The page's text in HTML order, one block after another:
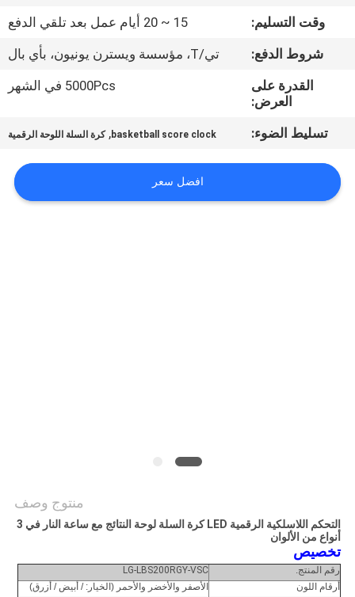
اتصل
اقتباس
وقت التسليم:
15 ~ 20 أيام عمل بعد تلقي الدفع
شروط الدفع:
تي/T، مؤسسة ويسترن يونيون، بأي بال
القدرة على
العرض:
5000Pcs في الشهر
تسليط الضوء: basketball score clock
,كرة السلة اللوحة الرقمية
افضل سعر
منتوج وصف
التحكم اللاسلكية الرقمية LED كرة السلة لوحة النتائج مع ساعة النار في 3
أنواع من الألوان
تخصيص
رقم المنتج.
LG-LBS200RGY-VSC
أرقام اللون
الأصفر والأخضر والأحمر (الخيار: / أبيض / أزرق)